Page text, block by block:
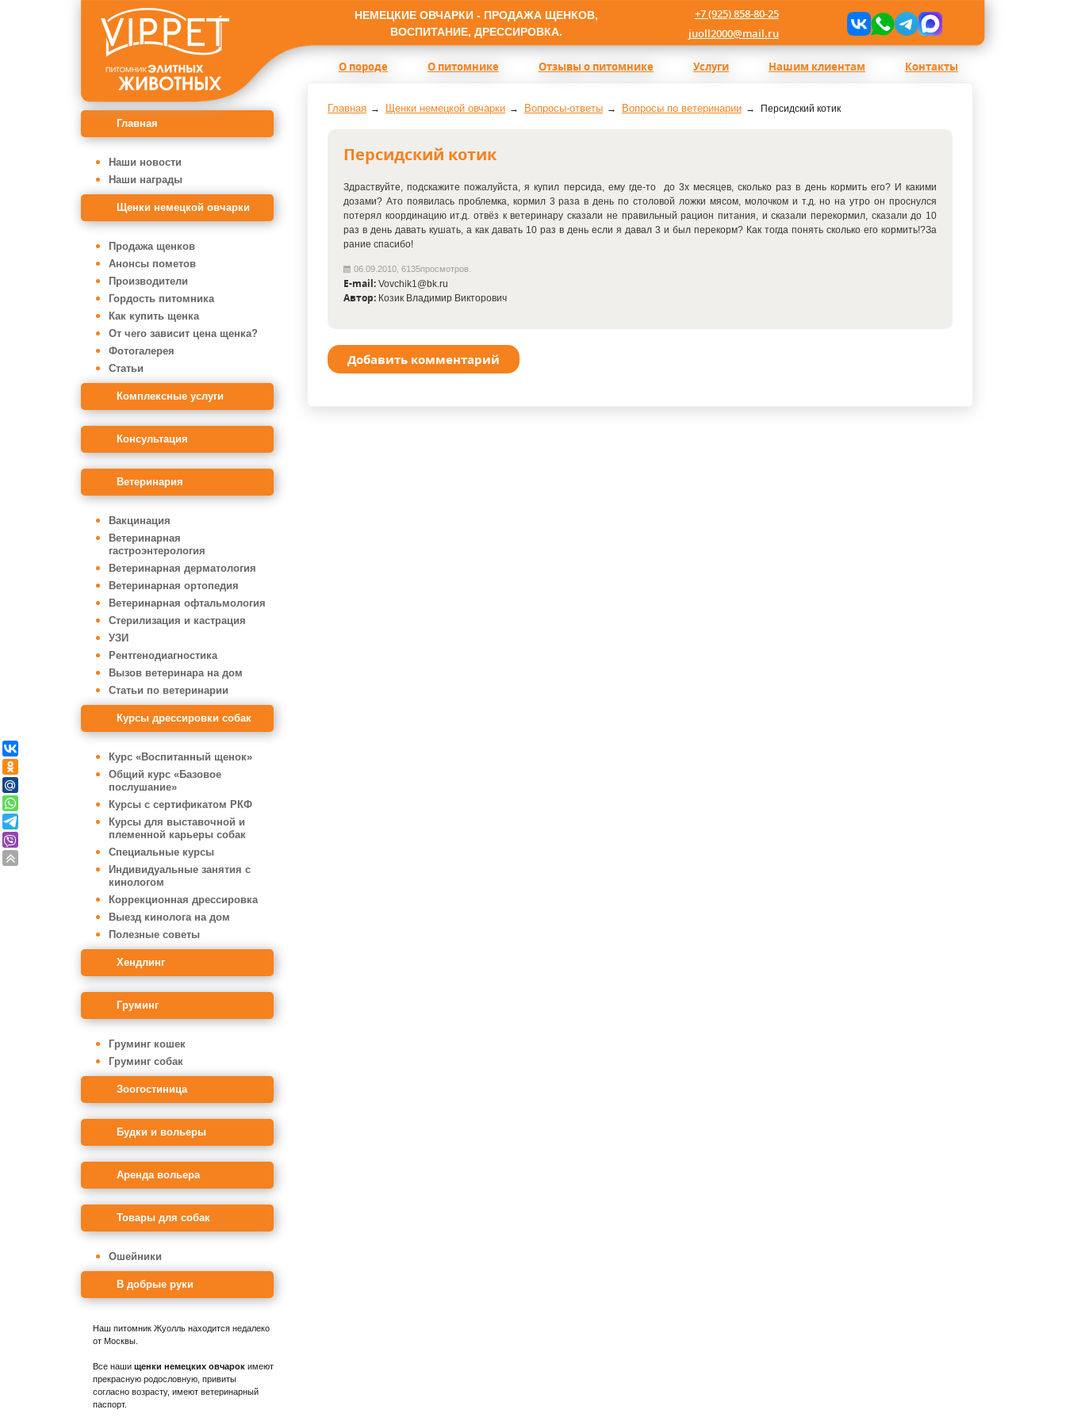
НЕМЕЦКИЕ ОВЧАРКИ - ПРОДАЖА ЩЕНКОВ,
ВОСПИТАНИЕ, ДРЕССИРОВКА.
+7 (925) 858-80-25
juoll2000@mail.ru
О породе О питомнике Отзывы о питомнике Услуги Нашим клиентам Контакты
Главная
Наши новости
Наши награды
Щенки немецкой овчарки
Продажа щенков
Анонсы пометов
Производители
Гордость питомника
Как купить щенка
От чего зависит цена щенка?
Фотогалерея
Статьи
Комплексные услуги
Консультация
Ветеринария
Вакцинация
Ветеринарная
гастроэнтерология
Ветеринарная дерматология
Ветеринарная ортопедия
Ветеринарная офтальмология
Стерилизация и кастрация
УЗИ
Рентгенодиагностика
Вызов ветеринара на дом
Статьи по ветеринарии
Курсы дрессировки собак
Курс «Воспитанный щенок»
Общий курс «Базовое
послушание»
Курсы с сертификатом РКФ
Курсы для выставочной и
племенной карьеры собак
Специальные курсы
Индивидуальные занятия с
кинологом
Коррекционная дрессировка
Выезд кинолога на дом
Полезные советы
Хендлинг
Груминг
Груминг кошек
Груминг собак
Зоогостиница
Будки и вольеры
Аренда вольера
Товары для собак
Ошейники
В добрые руки
Наш питомник Жуолль находится недалеко
от Москвы.
Все наши щенки немецких овчарок имеют
прекрасную родословную, привиты
согласно возрасту, имеют ветеринарный
паспорт.
Главная Щенки немецкой овчарки Вопросы-ответы Вопросы по ветеринарии Персидский котик
Персидский котик
Здраствуйте, подскажите пожалуйста, я купил персида, ему где-тодо 3х месяцев, сколько раз в день кормить его? И какими
дозами? Ато появилась проблемка, кормил 3 раза в день по столовой ложки мясом, молочком и т.д. но на утро он проснулся
потерял координацию ит.д. отвёз к ветеринару сказали не правильный рацион питания, и сказали перекормил, сказали до 10
раз в день давать кушать, а как давать 10 раз в день если я давал 3 и был перекорм? Как тогда понять сколько его кормить!?За
рание спасибо!
06.09.2010, 6135просмотров.
E-mail: Vovchik1@bk.ru
Автор: Козик Владимир Викторович
Добавить комментарий